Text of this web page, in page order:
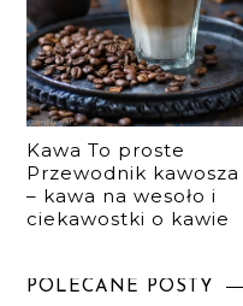
Kawa To proste
Przewodnik kawosza
– kawa na wesoło i
ciekawostki o kawie
POLECANE POSTY